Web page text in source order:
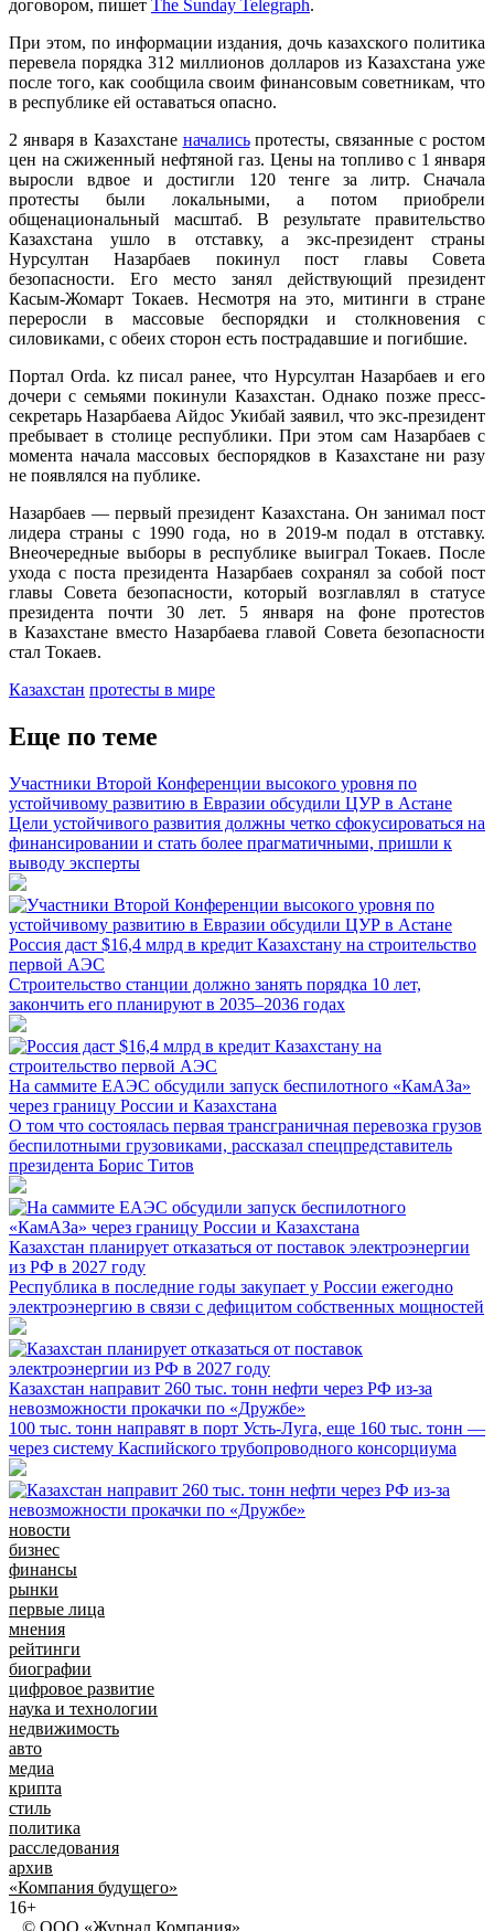
договором, пишет The Sunday Telegraph.
При этом, по информации издания, дочь казахского политика
перевела порядка 312 миллионов долларов из Казахстана уже
после того, как сообщила своим финансовым советникам, что
в республике ей оставаться опасно.
2 января в Казахстане началисьпротесты, связанные с ростом
цен на сжиженный нефтяной газ. Цены на топливо с 1 января
выросли вдвое и достигли 120 тенге за литр. Сначала
протесты были локальными, а потом приобрели
общенациональный масштаб. В результате правительство
Казахстана ушло в отставку, а экс-президент страны
Нурсултан Назарбаев покинул пост главы Совета
безопасности. Его место занял действующий президент
Касым-Жомарт Токаев. Несмотря на это, митинги в стране
переросли в массовые беспорядки и столкновения с
силовиками, с обеих сторон есть пострадавшие и погибшие.
Портал Orda. kz писал ранее, что Нурсултан Назарбаев и его
дочери с семьями покинули Казахстан. Однако позже пресс-
секретарь Назарбаева Айдос Укибай заявил, что экс-президент
пребывает в столице республики. При этом сам Назарбаев с
момента начала массовых беспорядков в Казахстане ни разу
не появлялся на публике.
Назарбаев — первый президент Казахстана. Он занимал пост
лидера страны с 1990 года, но в 2019-м подал в отставку.
Внеочередные выборы в республике выиграл Токаев. После
ухода с поста президента Назарбаев сохранял за собой пост
главы Совета безопасности, который возглавлял в статусе
президента почти 30 лет. 5 января на фоне протестов
в Казахстане вместо Назарбаева главой Совета безопасности
стал Токаев.
Казахстан протесты в мире
Еще по теме
Участники Второй Конференции высокого уровня по
устойчивому развитию в Евразии обсудили ЦУР в Астане
Цели устойчивого развития должны четко сфокусироваться на
финансировании и стать более прагматичными, пришли к
выводу эксперты
Россия даст $16,4 млрд в кредит Казахстану на строительство
первой АЭС
Строительство станции должно занять порядка 10 лет,
закончить его планируют в 2035–2036 годах
На саммите ЕАЭС обсудили запуск беспилотного «КамАЗа»
через границу России и Казахстана
О том что состоялась первая трансграничная перевозка грузов
беспилотными грузовиками, рассказал спецпредставитель
президента Борис Титов
Казахстан планирует отказаться от поставок электроэнергии
из РФ в 2027 году
Республика в последние годы закупает у России ежегодно
электроэнергию в связи с дефицитом собственных мощностей
Казахстан направит 260 тыс. тонн нефти через РФ из-за
невозможности прокачки по «Дружбе»
100 тыс. тонн направят в порт Усть-Луга, еще 160 тыс. тонн —
через систему Каспийского трубопроводного консорциума
новости
бизнес
финансы
рынки
первые лица
мнения
рейтинги
биографии
цифровое развитие
наука и технологии
недвижимость
авто
медиа
крипта
стиль
политика
расследования
архив
«Компания будущего»
16+
© ООО «Журнал Компания»